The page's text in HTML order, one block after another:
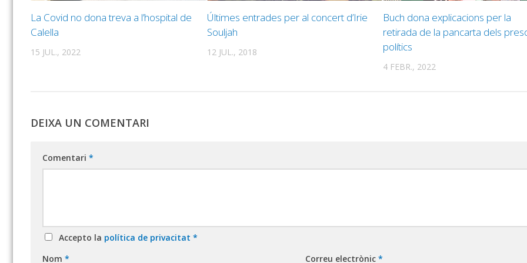
La Covid no dona treva a l’hospital de
Calella
15 JUL., 2022
Últimes entrades per al concert d’Irie
Souljah
12 JUL., 2018
Buch dona explicacions per la
retirada de la pancarta dels
polítics
4 FEBR., 2022
DEIXA UN COMENTARI
Comentari *
Accepto la política de privacitat *
Nom * Correu electrònic*